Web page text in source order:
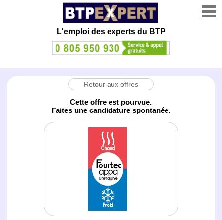
L'emploi des experts du BTP
Retour aux offres
Cette offre est pourvue.
Faites une candidature spontanée.